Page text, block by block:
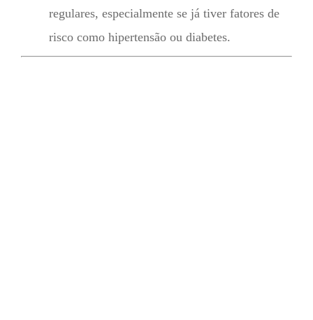
regulares, especialmente se já tiver fatores de
risco como hipertensão ou diabetes.